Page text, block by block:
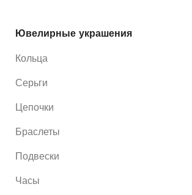
Ювелирные украшения
Кольца
Серьги
Цепочки
Браслеты
Подвески
Часы